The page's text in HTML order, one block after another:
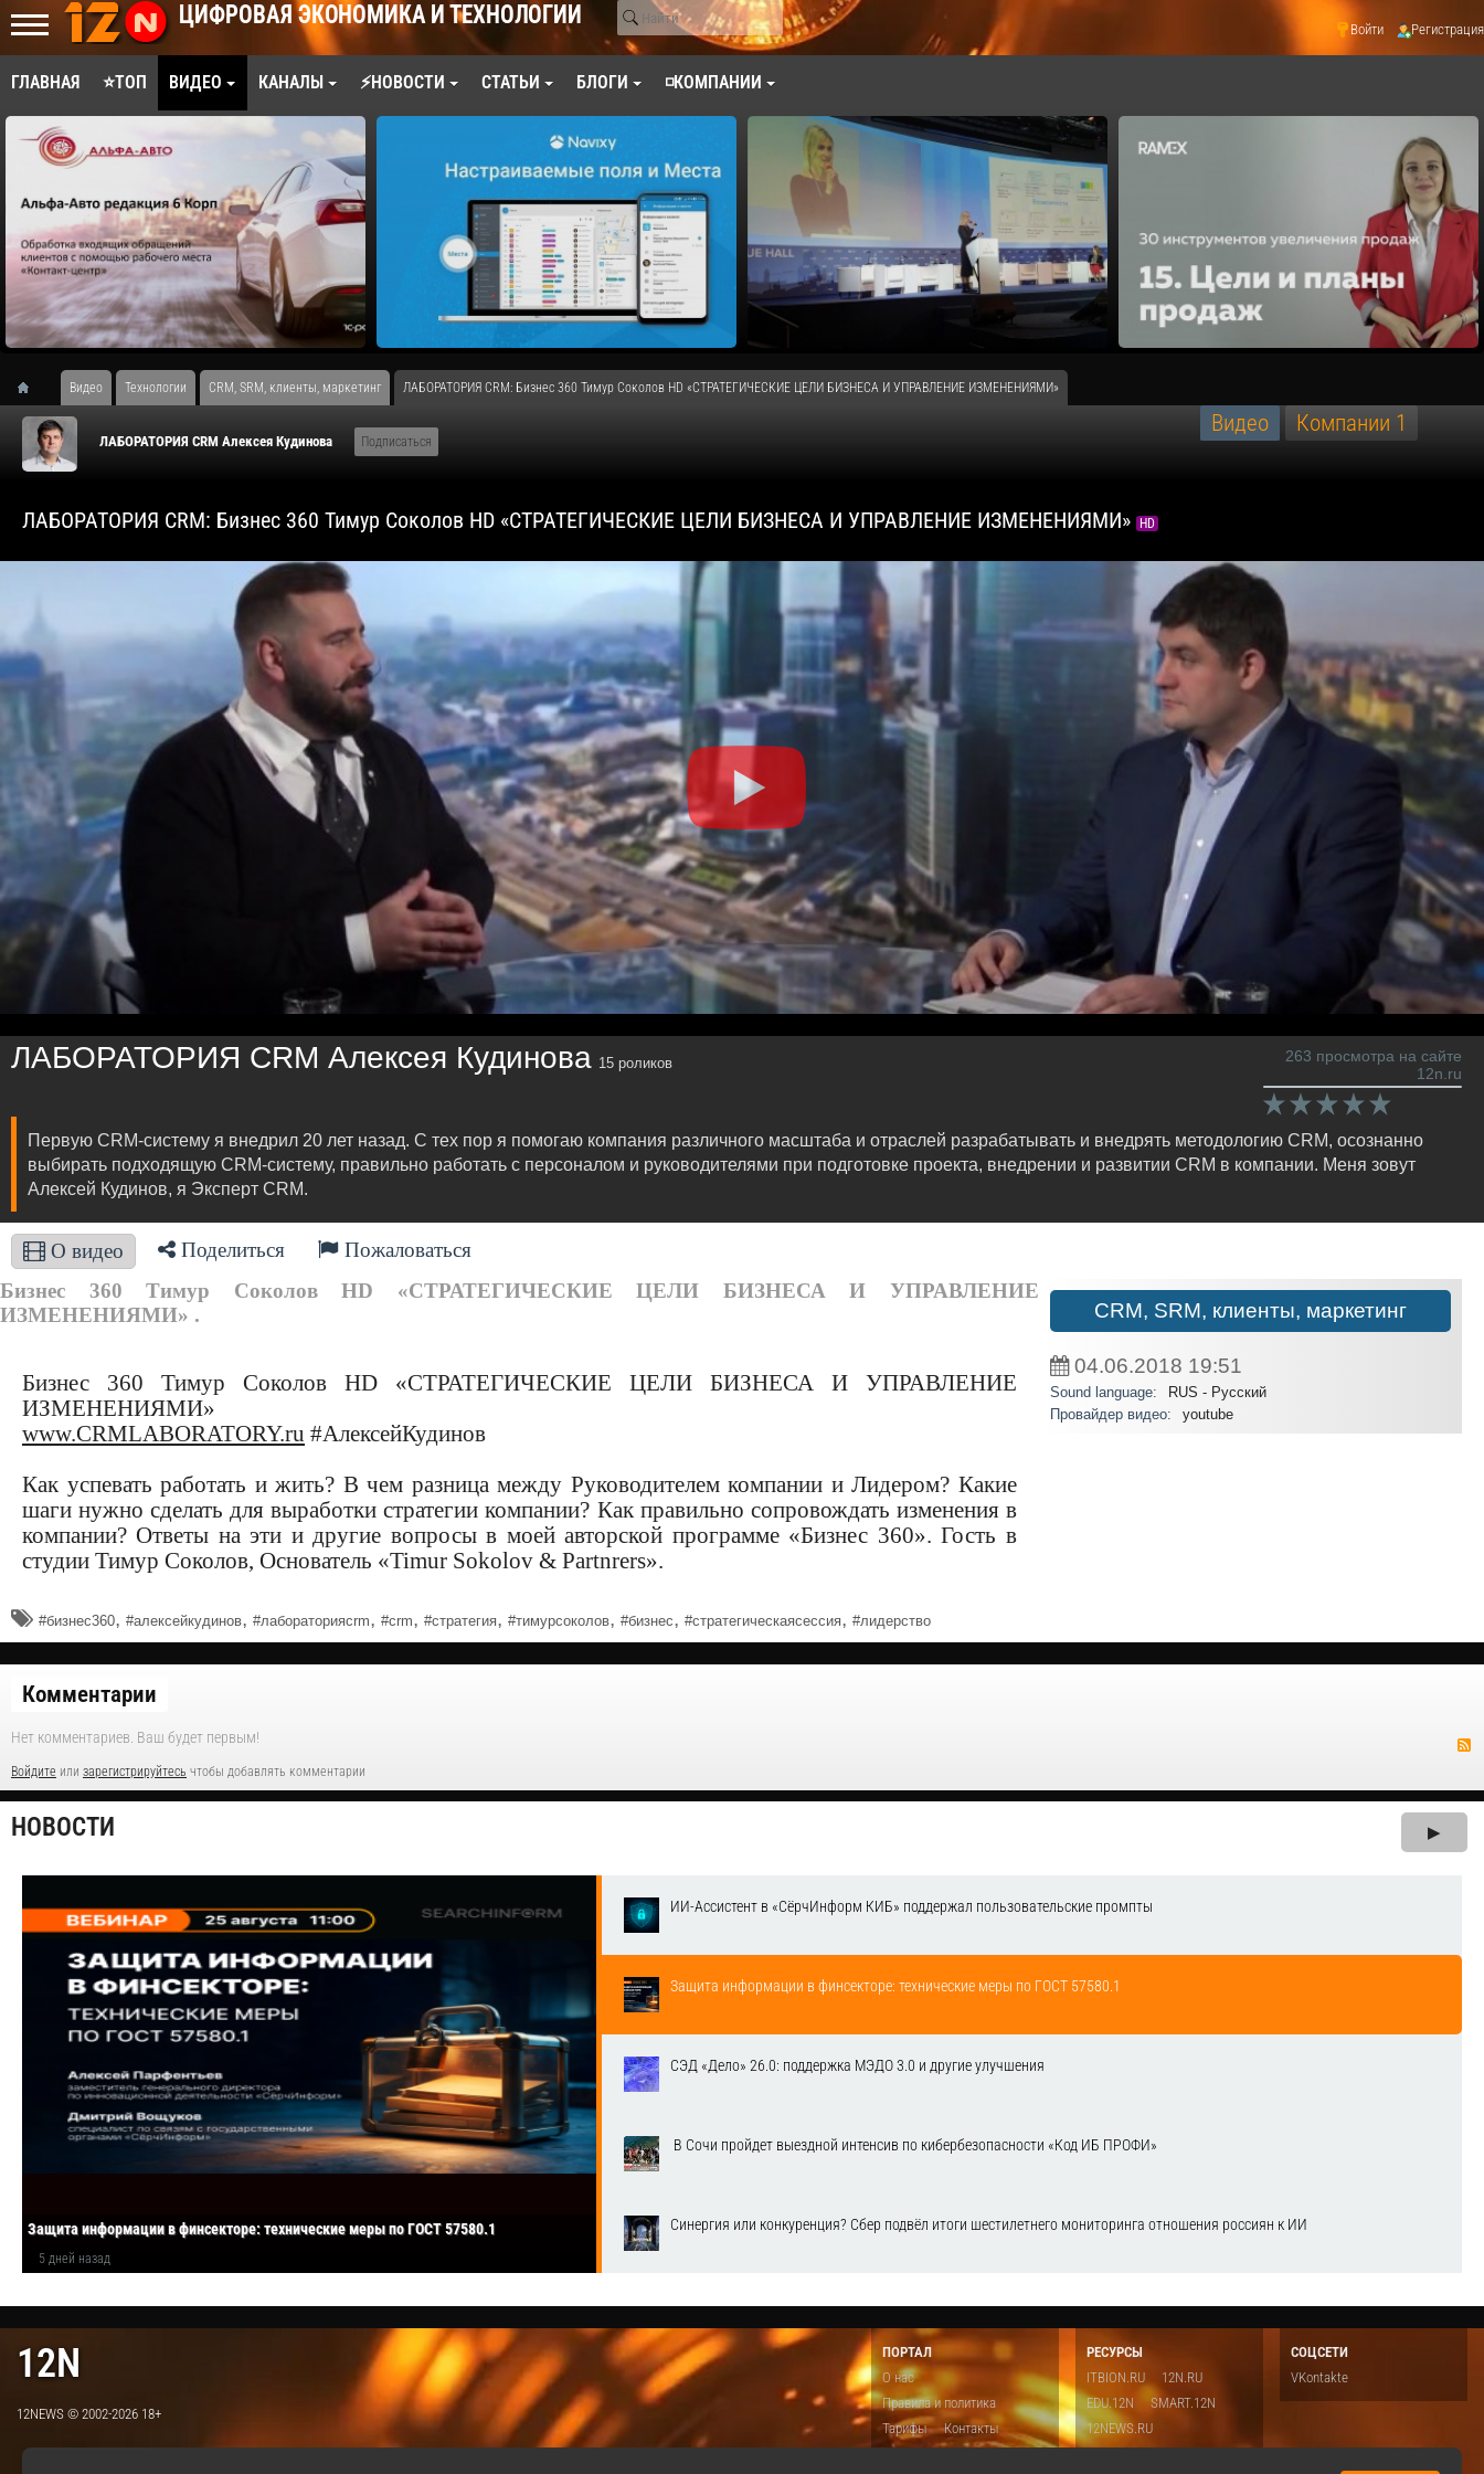
ЦИФРОВАЯ ЭКОНОМИКА И ТЕХНОЛОГИИ Войти Регистрация
ГЛАВНАЯ ⭐ТОП ВИДЕО КАНАЛЫ ⚡НОВОСТИ СТАТЬИ БЛОГИ ◽КОМПАНИИ
Видео Технологии CRM, SRM, клиенты, маркетинг ЛАБОРАТОРИЯ CRM: Бизнес 360 Тимур Соколов HD «СТРАТЕГИЧЕСКИЕ ЦЕЛИ БИЗНЕСА И УПРАВЛЕНИЕ ИЗМЕНЕНИЯМИ»
ЛАБОРАТОРИЯ CRM Алексея Кудинова Подписаться
Видео Компании 1
ЛАБОРАТОРИЯ CRM: Бизнес 360 Тимур Соколов HD «СТРАТЕГИЧЕСКИЕ ЦЕЛИ БИЗНЕСА И УПРАВЛЕНИЕ ИЗМЕНЕНИЯМИ» HD
ЛАБОРАТОРИЯ CRM Алексея Кудинова 15 роликов
263 просмотра на сайте
12n.ru
Первую CRM-систему я внедрил 20 лет назад. С тех пор я помогаю компания различного масштаба и отраслей разрабатывать и внедрять методологию CRM, осознанно
выбирать подходящую CRM-систему, правильно работать с персоналом и руководителями при подготовке проекта, внедрении и развитии CRM в компании. Меня зовут
Алексей Кудинов, я Эксперт CRM.
О видео Поделиться
Пожаловаться
Бизнес 360 Тимур Соколов HD «СТРАТЕГИЧЕСКИЕ ЦЕЛИ БИЗНЕСА И УПРАВЛЕНИЕ
ИЗМЕНЕНИЯМИ» .
Бизнес 360 Тимур Соколов HD «СТРАТЕГИЧЕСКИЕ ЦЕЛИ БИЗНЕСА И УПРАВЛЕНИЕ
ИЗМЕНЕНИЯМИ»
www.CRMLABORATORY.ru #АлексейКудинов
Как успевать работать и жить? В чем разница между Руководителем компании и Лидером? Какие
шаги нужно сделать для выработки стратегии компании? Как правильно сопровождать изменения в
компании? Ответы на эти и другие вопросы в моей авторской программе «Бизнес 360». Гость в
студии Тимур Соколов, Основатель «Timur Sokolov & Partnrers».
#бизнес360, #алексейкудинов, #лабораторияcrm, #crm, #стратегия, #тимурсоколов, #бизнес, #стратегическаясессия, #лидерство
CRM, SRM, клиенты, маркетинг
04.06.2018 19:51
Sound language:
RUS - Русский
Провайдер видео:
youtube
Комментарии
Нет комментариев. Ваш будет первым!
Войдите или зарегистрируйтесь чтобы добавлять комментарии
НОВОСТИ ▶
Защита информации в финсекторе: технические меры по ГОСТ 57580.1
5 дней назад
ИИ-Ассистент в «СёрчИнформ КИБ» поддержал пользовательские промпты
Защита информации в финсекторе: технические меры по ГОСТ 57580.1
СЭД «Дело» 26.0: поддержка МЭДО 3.0 и другие улучшения
​ В Сочи пройдет выездной интенсив по кибербезопасности «Код ИБ ПРОФИ»
Синергия или конкуренция? Сбер подвёл итоги шестилетнего мониторинга отношения россиян к ИИ
12N
12NEWS © 2002-2026 18+
ПОРТАЛ
О нас
Правила и политика
Тарифы
Контакты
Предложить видео
Топ
РЕСУРСЫ
ITBION.RU
12N.RU
EDU.12N
SMART.12N
12NEWS.RU
СОЦСЕТИ
VKontakte